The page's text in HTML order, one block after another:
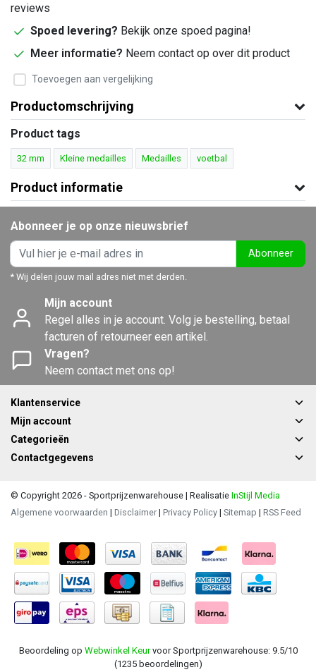
reviews
Spoed levering? Bekijk onze spoed pagina!
Meer informatie? Neem contact op over dit product
Toevoegen aan vergelijking
Productomschrijving
Product tags
32 mm Kleine medailles Medailles voetbal
Product informatie
Abonneer je op onze nieuwsbrief
Abonneer
* Wij delen jouw mail adres niet met derden.
Mijn account
Regel alles in je account. Volg je bestelling, betaal
facturen of retourneer een artikel.
Vragen?
Neem contact met ons op!
Klantenservice
Mijn account
Categorieën
Contactgegevens
© Copyright 2026 - Sportprijzenwarehouse | Realisatie InStijl Media
Algemene voorwaarden | Disclaimer | Privacy Policy | Sitemap | RSS Feed
Beoordeling op Webwinkel Keurvoor Sportprijzenwarehouse: 9.5/10
(1235 beoordelingen)